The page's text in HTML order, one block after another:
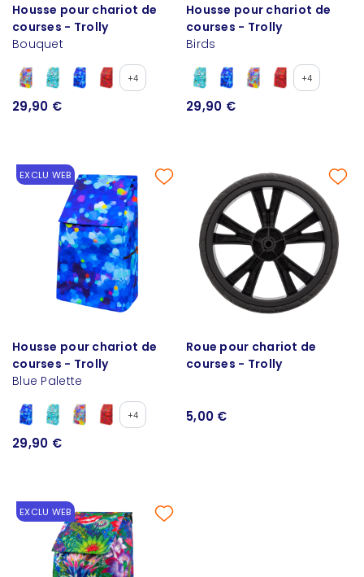
Housse pour chariot de
courses - Trolly
Bouquet
+4
29,90 €
Housse pour chariot de
courses - Trolly
Birds
+4
29,90 €
EXCLU WEB
Housse pour chariot de
courses - Trolly
Blue Palette
+4
29,90 €
Roue pour chariot de
courses - Trolly
5,00 €
EXCLU WEB